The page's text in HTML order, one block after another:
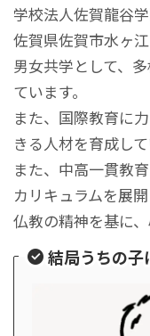
学校法人佐賀龍谷
佐賀県佐賀市水ヶ江
男女共学として、
ています。
また、国際教育に
きる人材を育成して
また、中高一貫教
カリキュラムを展開
仏教の精神を基に
結局うちの子